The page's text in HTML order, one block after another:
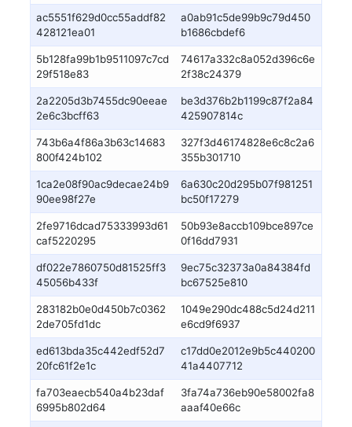
ac5551f629d0cc55addf82
428121ea01
a0ab91c5de99b9c79d450
b1686cbdef6
5b128fa99b1b9511097c7cd
29f518e83
74617a332c8a052d396c6e
2f38c24379
2a2205d3b7455dc90eeae
2e6c3bcff63
be3d376b2b1199c87f2a84
425907814c
743b6a4f86a3b63c14683
800f424b102
327f3d46174828e6c8c2a6
355b301710
1ca2e08f90ac9decae24b9
90ee98f27e
6a630c20d295b07f981251
bc50f17279
2fe9716dcad75333993d61
caf5220295
50b93e8accb109bce897ce
0f16dd7931
df022e7860750d81525ff3
45056b433f
9ec75c32373a0a84384fd
bc67525e810
283182b0e0d450b7c0362
2de705fd1dc
1049e290dc488c5d24d211
e6cd9f6937
ed613bda35c442edf52d7
20fc61f2e1c
c17dd0e2012e9b5c440200
41a4407712
fa703eaecb540a4b23daf
6995b802d64
3fa74a736eb90e58002fa8
aaaf40e66c